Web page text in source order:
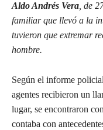
Aldo Andrés Vera , de
familiar que llevó a la
tuvieron que extremar
hombre.
Según el informe
agentes recibieron un
lugar, se encontraron
contaba con